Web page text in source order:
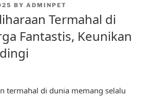
BY ADMINPET
Termahal di
Fantastis, Keunikan
termahal di dunia memang selalu